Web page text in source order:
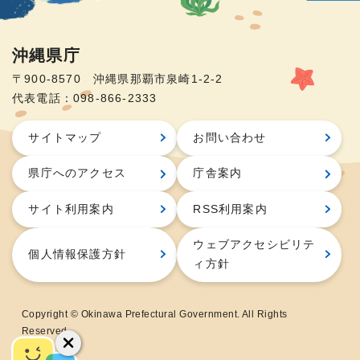
沖縄県庁
〒900-8570 沖縄県那覇市泉崎1-2-2
代表電話：098-866-2333
サイトマップ お問い合わせ
県庁へのアクセス 庁舎案内
サイト利用案内 RSS利用案内
個人情報保護方針
ウェブアクセシビリテ
ィ方針
Copyright © Okinawa Prefectural Government. All Rights
Reserved.